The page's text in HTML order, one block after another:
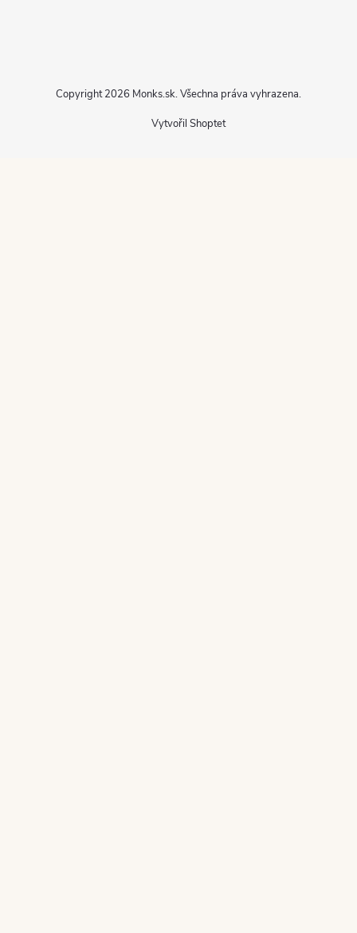
Vytvořil Shoptet
Copyright 2026 Monks.sk. Všechna práva vyhrazena.